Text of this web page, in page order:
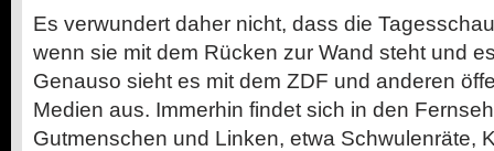
Es verwundert daher nicht, dass die
wenn sie mit dem Rücken zur Wand steht und
Genauso sieht es mit dem ZDF und anderen
Medien aus. Immerhin findet sich in den
Gutmenschen und Linken, etwa Schwulenräte,